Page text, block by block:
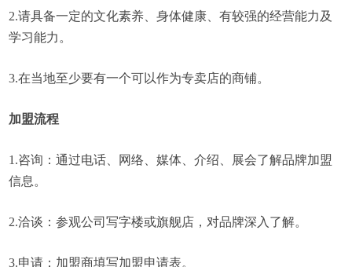
2.请具备一定的文化素养、身体健康、有较强的经营能力及
学习能力。
3.在当地至少要有一个可以作为专卖店的商铺。
加盟流程
1.咨询：通过电话、网络、媒体、介绍、展会了解品牌加盟
信息。
2.洽谈：参观公司写字楼或旗舰店，对品牌深入了解。
3.申请：加盟商填写加盟申请表。